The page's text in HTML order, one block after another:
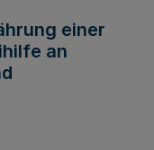
einer
an